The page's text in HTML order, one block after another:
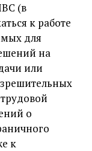
(в
к работе
для
на
или
о
к